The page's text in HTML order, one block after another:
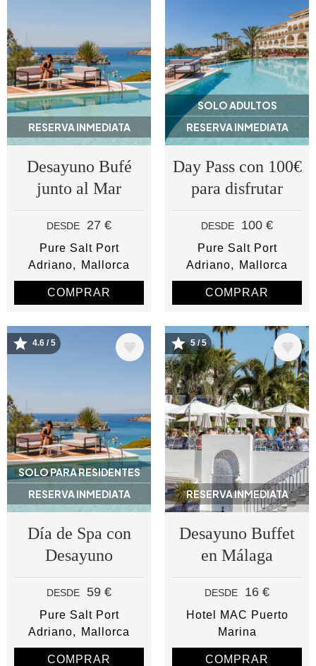
RESERVA INMEDIATA
Desayuno Bufé
junto al Mar
DESDE 27 €
Pure Salt Port
Adriano
Mallorca
COMPRAR
SOLO ADULTOS
RESERVA INMEDIATA
Day Pass con 100€
para disfrutar
DESDE 100 €
Pure Salt Port
Adriano
Mallorca
COMPRAR
SOLO PARA RESIDENTES
RESERVA INMEDIATA
Image
4.6 / 5
Día de Spa con
Desayuno
DESDE 59 €
Pure Salt Port
Adriano
Mallorca
COMPRAR
RESERVA INMEDIATA
Image
5 / 5
Desayuno Buffet
en Málaga
DESDE 16 €
Hotel MAC Puerto
Marina
COMPRAR